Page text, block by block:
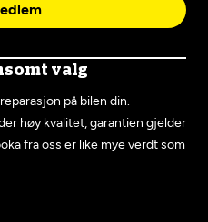
valg
på bilen din.
høy kvalitet, garantien gjelder
fra oss er like mye verdt som